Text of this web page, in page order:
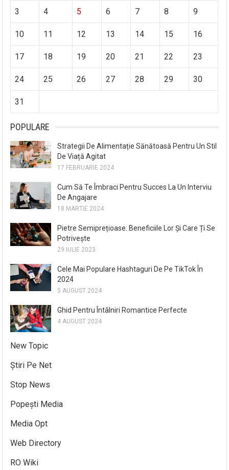
3 4 5 6 7 8 9
10 11 12 13 14 15 16
17 18 19 20 21 22 23
24 25 26 27 28 29 30
31
POPULARE
Strategii De Alimentație Sănătoasă Pentru Un Stil
De Viață Agitat
17 FEBRUARIE 2024
Cum Să Te Îmbraci Pentru Succes La Un Interviu
De Angajare
18 MARTIE 2024
Pietre Semiprețioase: Beneficiile Lor Și Care Ți Se
Potrivește
29 IULIE 2023
Cele Mai Populare Hashtaguri De Pe TikTok În
2024
5 AUGUST 2024
Ghid Pentru Întâlniri Romantice Perfecte
4 AUGUST 2024
New Topic
Știri Pe Net
Stop News
Popești Media
Media Opt
Web Directory
RO Wiki